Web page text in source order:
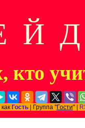
Й
кто
Гость| Группа "Гости" |